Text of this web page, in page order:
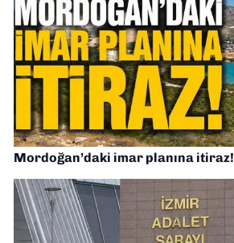
Mordoğan’daki imar planına itiraz!